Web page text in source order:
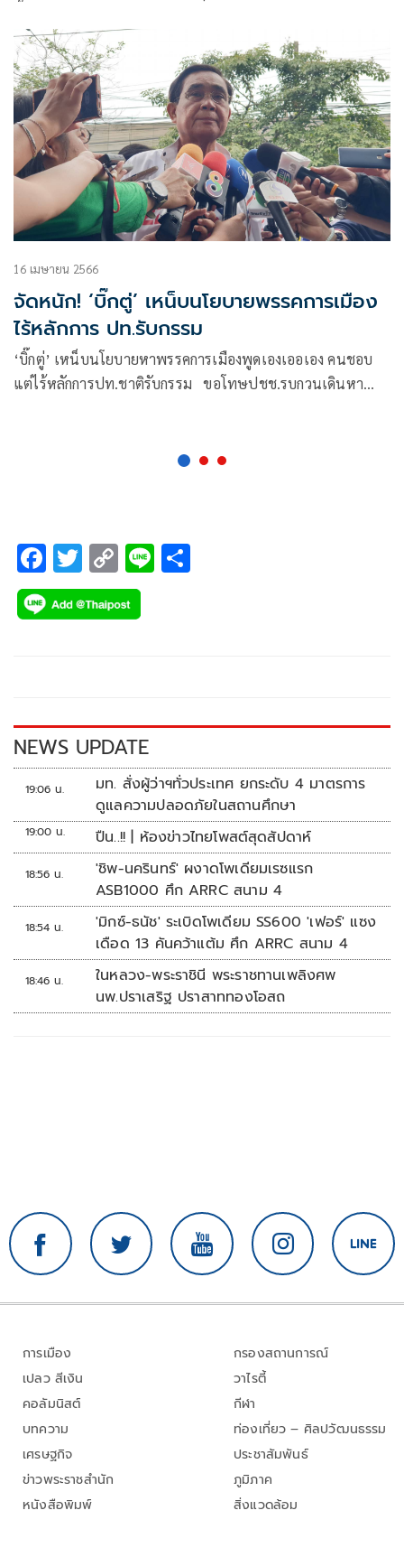
16 เมษายน 2566
จัดหนัก! ‘บิ๊กตู่’ เหน็บนโยบายพรรคการเมือง
ไร้หลักการ ปท.รับกรรม
‘บิ๊กตู่’ เหน็บนโยบายหาพรรคการเมืองพูดเองเออเอง คนชอบ
แต่ไร้หลักการปท.ชาติรับกรรม ขอโทษปชช.รบกวนเดินหา
F
ac
e
k
T
wi
tt
C
o
p
k
Li
NEWS UPDATE
19:06 น.
มท. สั่งผู้ว่าฯทั่วประเทศ ยกระดับ 4 มาตรการ
ดูแลความปลอดภัยในสถานศึกษา
19:00 น. ปืน..!! | ห้องข่าวไทยโพสต์สุดสัปดาห์
18:56 น.
'ชิพ-นครินทร์' ผงาดโพเดียมเรซแรก
ASB1000 ศึก ARRC สนาม 4
18:54 น.
'มิกซ์-ธนัช' ระเบิดโพเดียม SS600 'เฟอร์' แซง
เดือด 13 คันคว้าแต้ม ศึก ARRC สนาม 4
18:46 น.
ในหลวง-พระราชินี พระราชทานเพลิงศพ
นพ.ปราเสริฐ ปราสาททองโอสถ
การเมือง
เปลว สีเงิน
คอลัมนิสต์
บทความ
เศรษฐกิจ
ข่าวพระราชสำนัก
หนังสือพิมพ์
กรองสถานการณ์
วาไรตี้
กีฬา
ท่องเที่ยว – ศิลปวัฒนธรรม
ประชาสัมพันธ์
ภูมิภาค
สิ่งแวดล้อม